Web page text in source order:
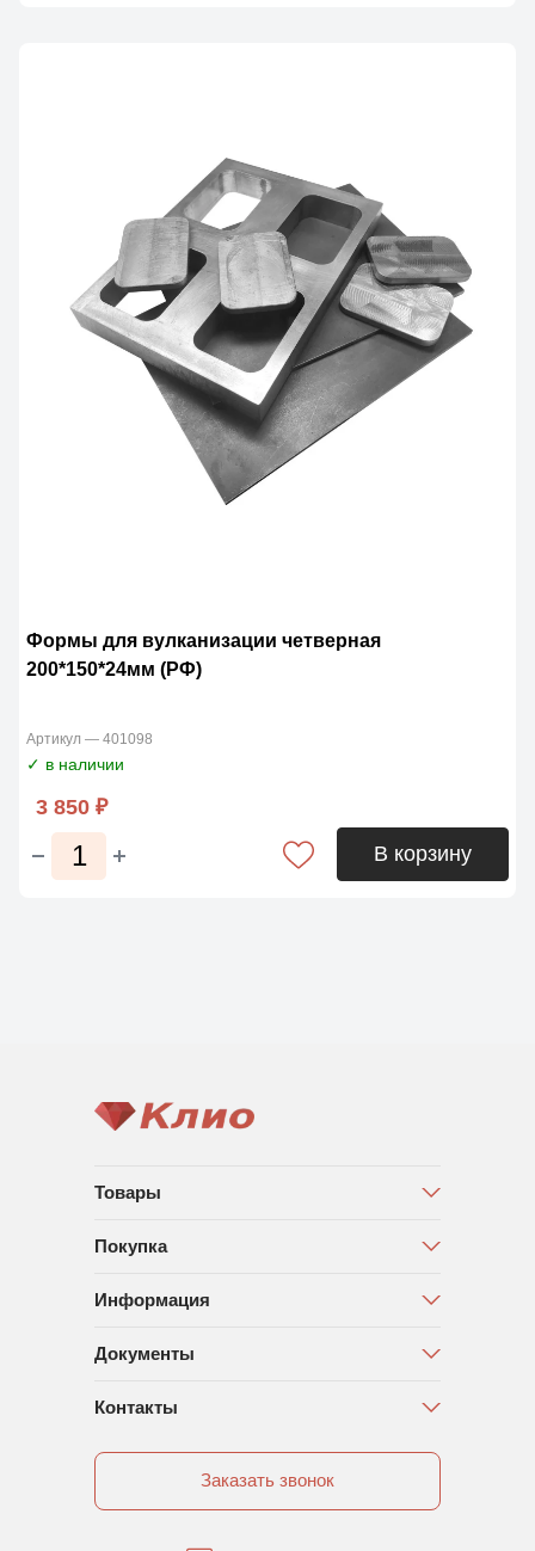
Формы для вулканизации четверная
200*150*24мм (РФ)
Артикул — 401098
✓ в наличии
3 850 ₽
В корзину
Товары
Покупка
Информация
Документы
Контакты
Заказать звонок